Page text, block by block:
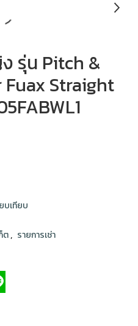
รุ่น Pitch &
Fuax Straight
บเทียบ
ต, รายการเช่า